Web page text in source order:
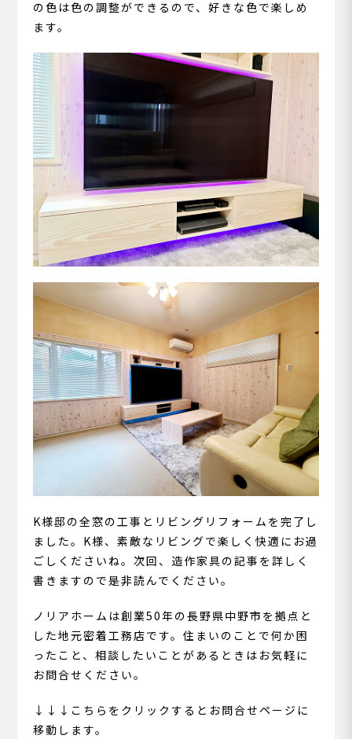
の色は色の調整ができるので、好きな色で楽しめ
ます。
K様邸の全窓の工事とリビングリフォームを完了し
ました。K様、素敵なリビングで楽しく快適にお過
ごしくださいね。次回、造作家具の記事を詳しく
書きますので是非読んでください。
ノリアホームは創業50年の長野県中野市を拠点と
した地元密着工務店です。住まいのことで何か困
ったこと、相談したいことがあるときはお気軽に
お問合せください。
↓↓↓こちらをクリックするとお問合せページに
移動します。